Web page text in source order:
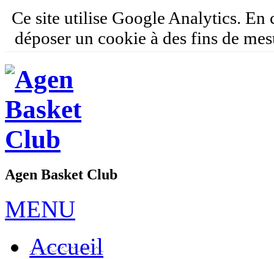
Ce site utilise Google Analytics. En
déposer un cookie à des fins de
Agen Basket Club
MENU
Accueil